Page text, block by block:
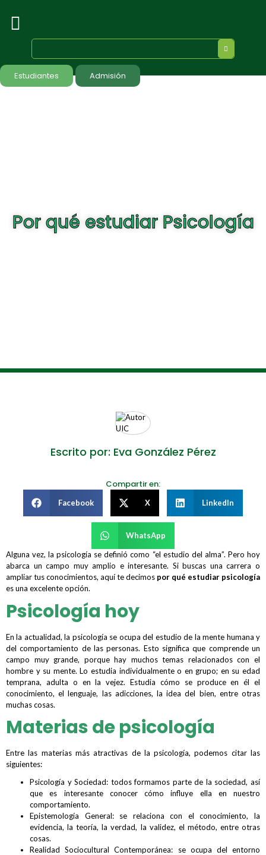
Estudiantes Admisión
Por qué estudiar Psicología
Escrito por: Eva González Pérez
Compartir en:
Facebook X LinkedIn
WhatsApp
Alguna vez, la psicología se definió como “el estudio del alma”. Pero hoy
abarca un campo muy amplio e interesante. Si buscas una carrera o
ampliar tus conocimientos, aquí te decimos por qué estudiar psicología
es una excelente opción.
Psicología hoy
En la actualidad, la psicología se ocupa del estudio de la mente humana y
del comportamiento de las personas. Esto significa que comprende un
campo muy grande, porque hay muchos temas relacionados con el
hombre y su mente. Lo estudia individualmente o en grupo; en su edad
temprana, adulta o en la vejez. Estudia cómo se produce en él el
conocimiento, el lenguaje, las adicciones, la idea del bien, entre otras
muchas cosas.
Materias de psicología
Entre las materias más atractivas de la psicología, podemos citar las
siguientes:
Psicología y Sociedad: todos formamos parte de la sociedad, así
que es interesante conocer cómo influye ella en nuestro
comportamiento.
Epistemología General: se relaciona con el conocimiento, la
evidencia, la teoría, la verdad, la validez, el método, entre otras
cosas.
Realidad Sociocultural Contemporánea: se ocupa del entorno